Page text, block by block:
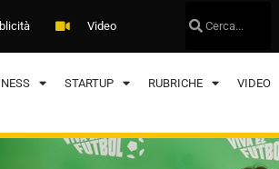
Video
STARTUP RUBRICHE VIDEO